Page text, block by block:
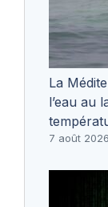
La
l’eau au
7 août 2026